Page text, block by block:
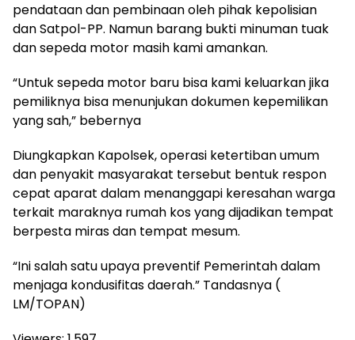
pendataan dan pembinaan oleh pihak kepolisian
dan Satpol-PP. Namun barang bukti minuman tuak
dan sepeda motor masih kami amankan.
“Untuk sepeda motor baru bisa kami keluarkan jika
pemiliknya bisa menunjukan dokumen kepemilikan
yang sah,” bebernya
Diungkapkan Kapolsek, operasi ketertiban umum
dan penyakit masyarakat tersebut bentuk respon
cepat aparat dalam menanggapi keresahan warga
terkait maraknya rumah kos yang dijadikan tempat
berpesta miras dan tempat mesum.
“Ini salah satu upaya preventif Pemerintah dalam
menjaga kondusifitas daerah.” Tandasnya (
LM/TOPAN)